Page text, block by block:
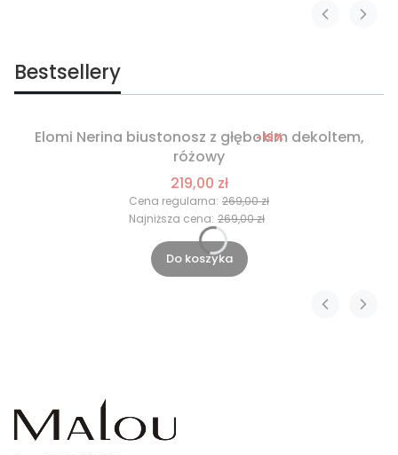
Bestsellery
Okazja
Elomi Nerina biustonosz z głębokim dekoltem,
różowy
219,00 zł
Cena regularna: 269,00 zł
-19%
Najniższa cena: 269,00 zł
Do koszyka